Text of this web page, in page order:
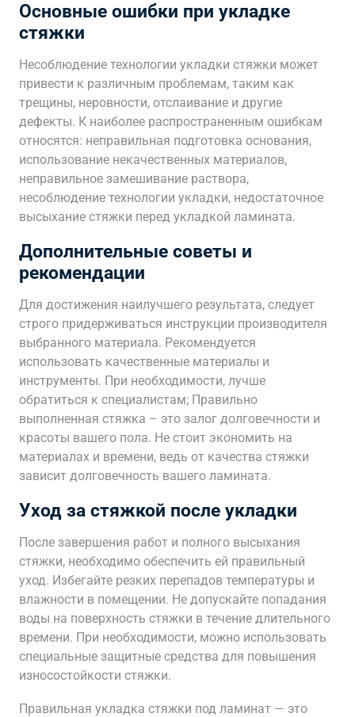
Основные ошибки при укладке
стяжки
Несоблюдение технологии укладки стяжки может
привести к различным проблемам, таким как
трещины, неровности, отслаивание и другие
дефекты. К наиболее распространенным ошибкам
относятся: неправильная подготовка основания,
использование некачественных материалов,
неправильное замешивание раствора,
несоблюдение технологии укладки, недостаточное
высыхание стяжки перед укладкой ламината.
Дополнительные советы и
рекомендации
Для достижения наилучшего результата, следует
строго придерживаться инструкции производителя
выбранного материала. Рекомендуется
использовать качественные материалы и
инструменты. При необходимости, лучше
обратиться к специалистам; Правильно
выполненная стяжка – это залог долговечности и
красоты вашего пола. Не стоит экономить на
материалах и времени, ведь от качества стяжки
зависит долговечность вашего ламината.
Уход за стяжкой после укладки
После завершения работ и полного высыхания
стяжки, необходимо обеспечить ей правильный
уход. Избегайте резких перепадов температуры и
влажности в помещении. Не допускайте попадания
воды на поверхность стяжки в течение длительного
времени. При необходимости, можно использовать
специальные защитные средства для повышения
износостойкости стяжки.
Правильная укладка стяжки под ламинат — это